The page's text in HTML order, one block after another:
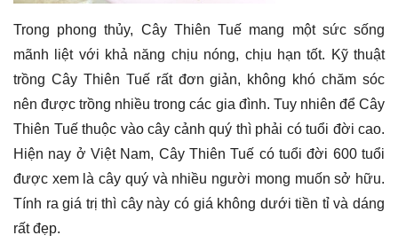
Trong phong thủy, Cây Thiên Tuế mang một sức sống
mãnh liệt với khả năng chịu nóng, chịu hạn tốt. Kỹ thuật
trồng Cây Thiên Tuế rất đơn giản, không khó chăm sóc
nên được trồng nhiều trong các gia đình. Tuy nhiên để Cây
Thiên Tuế thuộc vào cây cảnh quý thì phải có tuổi đời cao.
Hiện nay ở Việt Nam, Cây Thiên Tuế có tuổi đời 600 tuổi
được xem là cây quý và nhiều người mong muốn sở hữu.
Tính ra giá trị thì cây này có giá không dưới tiền tỉ và dáng
rất đẹp.